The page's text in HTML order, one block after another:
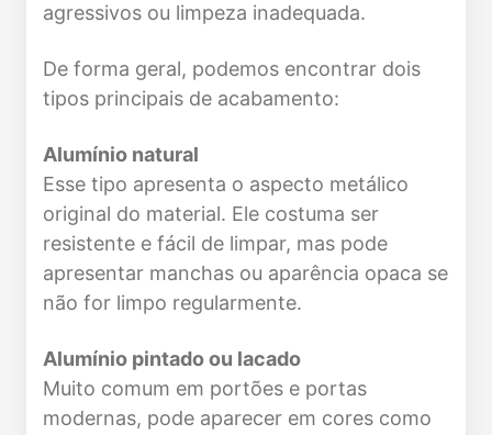
agressivos ou limpeza inadequada.
De forma geral, podemos encontrar dois
tipos principais de acabamento:
Alumínio natural
Esse tipo apresenta o aspecto metálico
original do material. Ele costuma ser
resistente e fácil de limpar, mas pode
apresentar manchas ou aparência opaca se
não for limpo regularmente.
Alumínio pintado ou lacado
Muito comum em portões e portas
modernas, pode aparecer em cores como